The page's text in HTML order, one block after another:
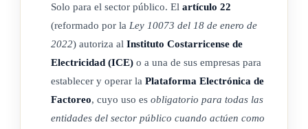
Las facturas y otros derechos de crédito y cobro presentes y/o
futuros podrán ser transmitidos en las formas previstas por la
Ley N.° 9246,Ley de Garantías Mobiliarias, de 7 de mayo
de 2014, para la cesión y endosados de conformidad con la
Ley N.° 3284,Código de Comercio, de 30 de abril de 1964,
según sea la configuración jurídica del derecho a transmitir.
Solo para el sector público. El artículo 22
(reformado por la Ley 10073 del 18 de enero de
2022) autoriza al Instituto Costarricense de
Electricidad (ICE) o a una de sus empresas para
establecer y operar la Plataforma Electrónica de
Factoreo, cuyo uso es obligatorio para todas las
entidades del sector público cuando actúen como